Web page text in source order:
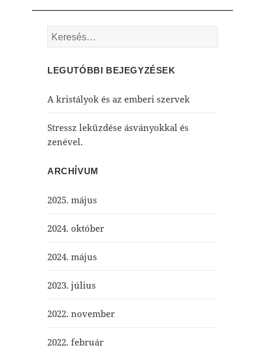
Keresés:
LEGUTÓBBI BEJEGYZÉSEK
A kristályok és az emberi szervek
Stressz leküzdése ásványokkal és
zenével.
ARCHÍVUM
2025. május
2024. október
2024. május
2023. július
2022. november
2022. február